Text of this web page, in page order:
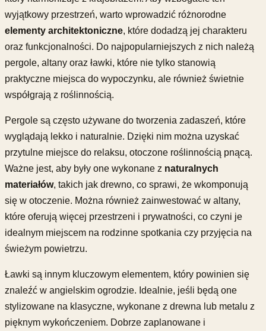
wyjątkowy przestrzeń, warto wprowadzić różnorodne
elementy architektoniczne, które dodadzą jej charakteru
oraz funkcjonalności. Do najpopularniejszych z nich należą
pergole, altany oraz ławki, które nie tylko stanowią
praktyczne miejsca do wypoczynku, ale również świetnie
współgrają z roślinnością.
Pergole są często używane do tworzenia zadaszeń, które
wyglądają lekko i naturalnie. Dzięki nim można uzyskać
przytulne miejsce do relaksu, otoczone roślinnością pnącą.
Ważne jest, aby były one wykonane z naturalnych
materiałów, takich jak drewno, co sprawi, że wkomponują
się w otoczenie. Można również zainwestować w altany,
które oferują więcej przestrzeni i prywatności, co czyni je
idealnym miejscem na rodzinne spotkania czy przyjęcia na
świeżym powietrzu.
Ławki są innym kluczowym elementem, który powinien się
znaleźć w angielskim ogrodzie. Idealnie, jeśli będą one
stylizowane na klasyczne, wykonane z drewna lub metalu z
pięknym wykończeniem. Dobrze zaplanowane i